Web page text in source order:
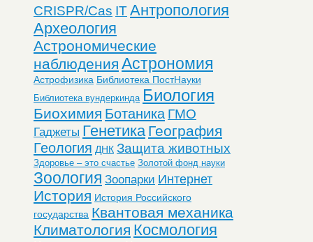
CRISPR/Cas ITАнтропология
Археология
Астрономические
наблюдения Астрономия
Астрофизика Библиотека ПостНауки
Библиотека вундеркинда Биология
Биохимия Ботаника ГМО
Гаджеты Генетика География
Геология ДНК Защита животных
Здоровье – это счастье Золотой фонд науки
Зоология Зоопарки Интернет
История История Российского
государства Квантовая механика
Климатология Космология